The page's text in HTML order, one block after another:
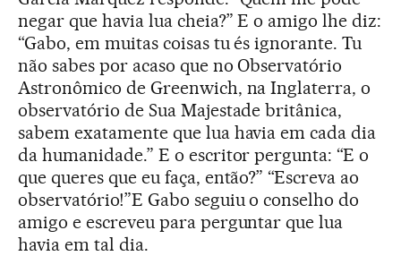
negar que havia lua cheia?” E o amigo lhe diz:
“Gabo, em muitas coisas tu és ignorante. Tu
não sabes por acaso que no Observatório
Astronômico de Greenwich, na Inglaterra, o
observatório de Sua Majestade britânica,
sabem exatamente que lua havia em cada dia
da humanidade.” E o escritor pergunta: “E o
que queres que eu faça, então?” “Escreva ao
observatório!”E Gabo seguiu o conselho do
amigo e escreveu para perguntar que lua
havia em tal dia.